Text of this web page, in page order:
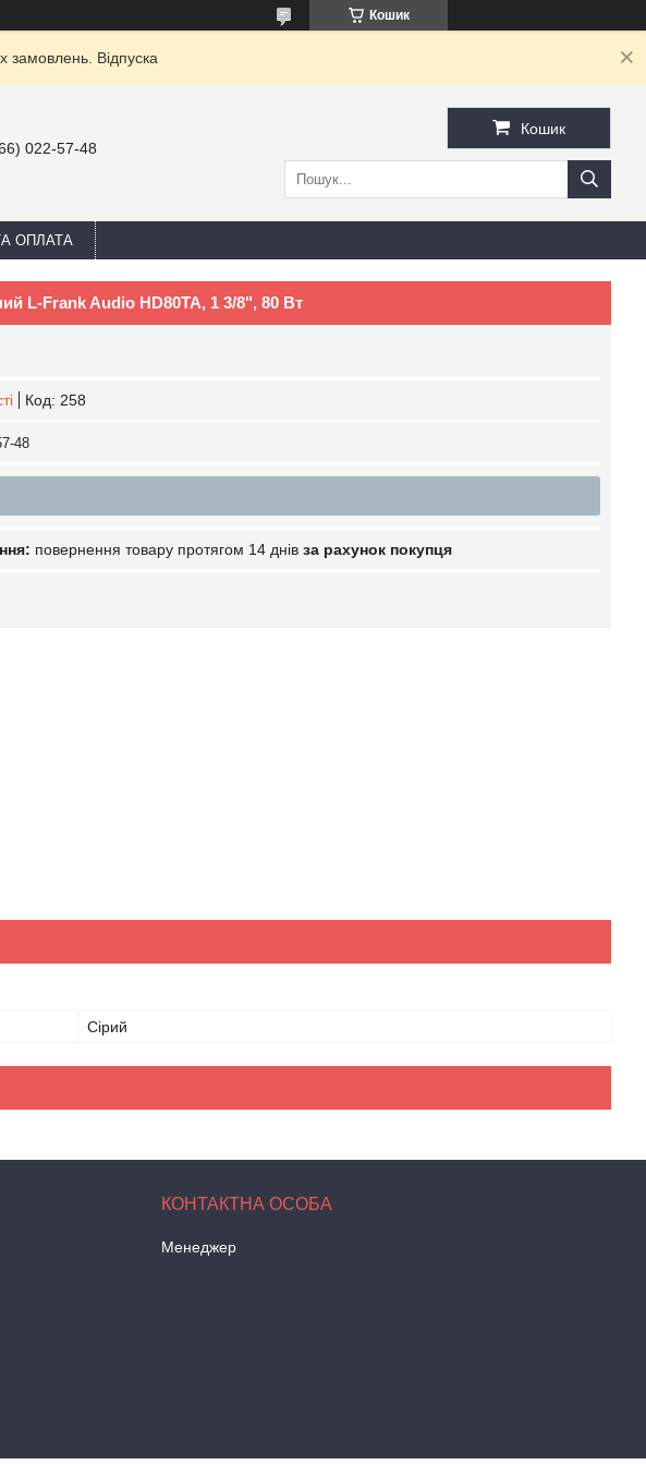
Кошик
Відпуска
022-57-48
Кошик
ОПЛАТА
L-Frank Audio HD80TA, 1 3/8", 80 Вт
Код: 258
48
повернення товару протягом 14 днів за рахунок покупця
Сірий
Менеджер